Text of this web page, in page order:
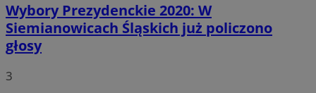
Wybory Prezydenckie 2020: W
Siemianowicach Śląskich już policzono
głosy
3